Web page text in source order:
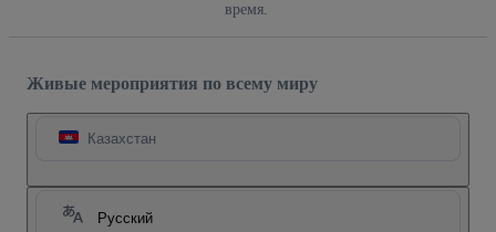
время.
Живые мероприятия по всему миру
Казахстан
Русский